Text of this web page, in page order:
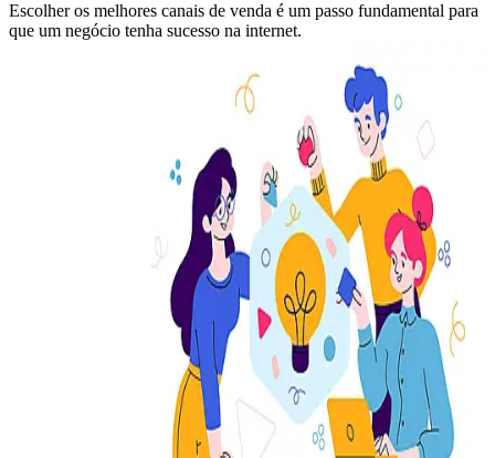
Escolher os melhores canais de venda é um passo fundamental para
que um negócio tenha sucesso na internet.